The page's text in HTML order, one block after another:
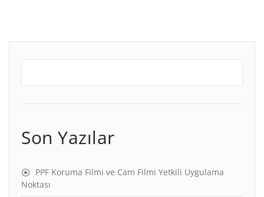
Son Yazılar
PPF Koruma Filmi ve Cam Filmi Yetkili Uygulama
Noktası